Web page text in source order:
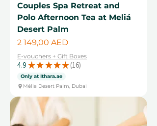
Couples Spa Retreat and
Polo Afternoon Tea at Meliá
Desert Palm
Цена
2 149,00 AED
E-vouchers + Gift Boxes
4.9 ★ ★ ★ ★ ★ 16
16
Only at Ithara.ae
Mélia Desert Palm, Dubai